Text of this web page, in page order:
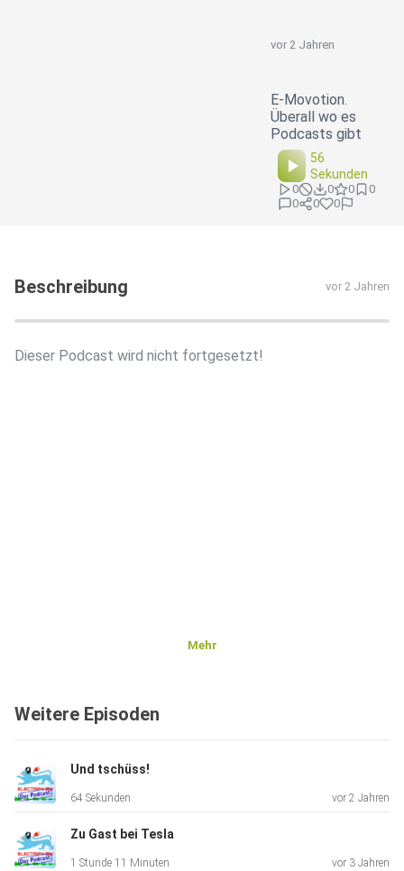
vor 2 Jahren
E-Movotion.
Überall wo es
Podcasts gibt
56
Sekunden
0 0 0
0
0
0 0
Beschreibung vor 2 Jahren
Dieser Podcast wird nicht fortgesetzt!
Mehr
Weitere Episoden
Und tschüss!
64 Sekunden vor 2 Jahren
Zu Gast bei Tesla
1 Stunde 11 Minuten vor 3 Jahren